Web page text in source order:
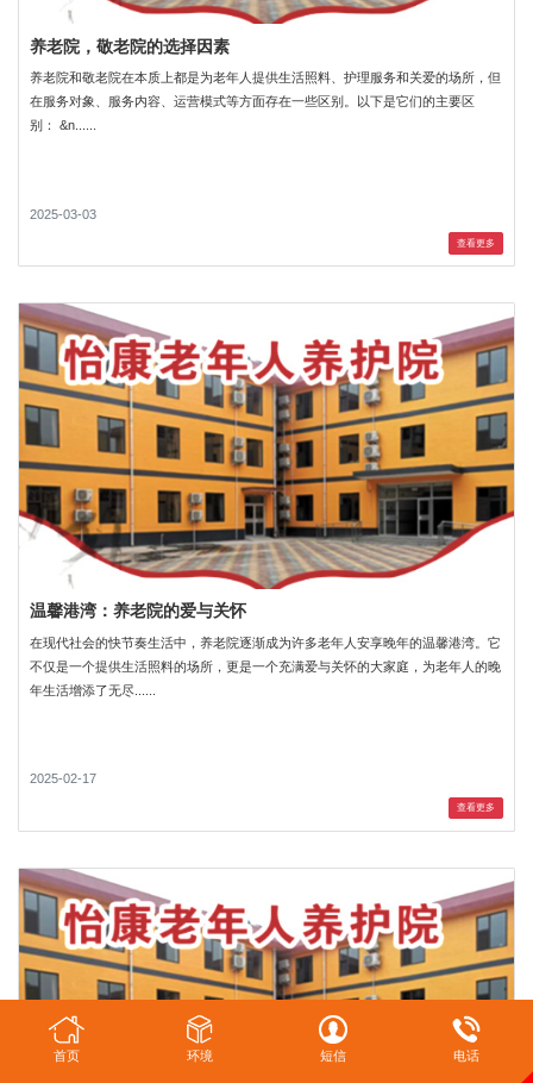
养老院，敬老院的选择因素
养老院和敬老院在本质上都是为老年人提供生活照料、护理服务和关爱的场所，但
在服务对象、服务内容、运营模式等方面存在一些区别。以下是它们的主要区
别： &n......
2025-03-03
查看更多
温馨港湾：养老院的爱与关怀
在现代社会的快节奏生活中，养老院逐渐成为许多老年人安享晚年的温馨港湾。它
不仅是一个提供生活照料的场所，更是一个充满爱与关怀的大家庭，为老年人的晚
年生活增添了无尽......
2025-02-17
查看更多
首页 环境 短信 电话